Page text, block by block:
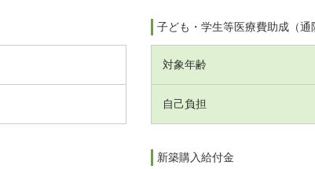
子ども・学生等医療費助成（通
対象年齢
自己負担
新築購入給付金